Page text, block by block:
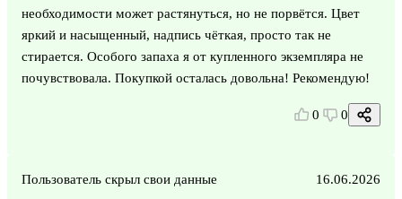
необходимости может растянуться, но не порвётся. Цвет
яркий и насыщенный, надпись чёткая, просто так не
стирается. Особого запаха я от купленного экземпляра не
почувствовала. Покупкой осталась довольна! Рекомендую!
0 0
Пользователь скрыл свои данные 16.06.2026